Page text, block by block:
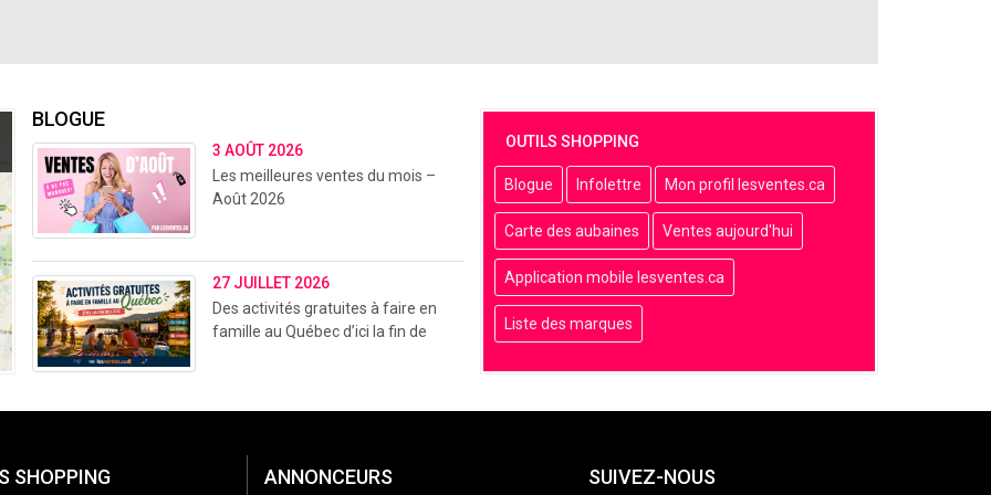
OUTILS SHOPPING
Blogue Infolettre Mon profil lesventes.ca
Carte des aubaines Ventes aujourd'hui
Application mobile lesventes.ca
Liste des marques
BLOGUE
3 AOÛT 2026
Les meilleures ventes du mois –
Août 2026
27 JUILLET 2026
Des activités gratuites à faire en
famille au Québec d’ici la fin de
SHOPPING ANNONCEURS SUIVEZ-NOUS